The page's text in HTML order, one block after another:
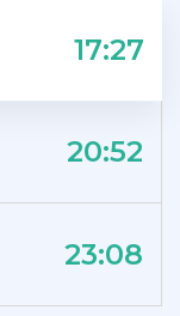
17:27
20:52
23:08